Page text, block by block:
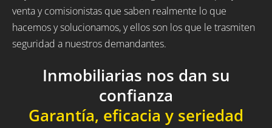
venta y comisionistas que saben realmente lo que
hacemos y solucionamos, y ellos son los que le trasmiten
seguridad a nuestros demandantes.
Inmobiliarias nos dan su
confianza
Garantía, eficacia y seriedad